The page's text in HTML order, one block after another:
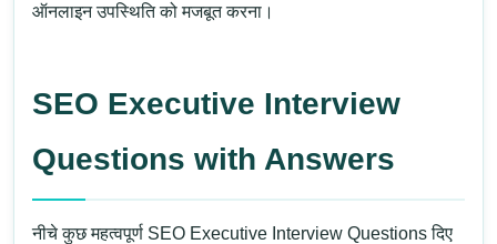
ऑनलाइन उपस्थिति को मजबूत करना।
SEO Executive Interview
Questions with Answers
नीचे कुछ महत्वपूर्ण SEO Executive Interview Questions दिए